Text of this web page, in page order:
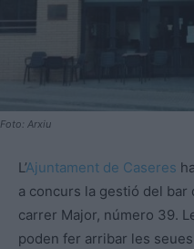
Foto: Arxiu
L’Ajuntament de Caseres
a concurs la gestió del bar
carrer Major, número 39.
poden fer arribar les